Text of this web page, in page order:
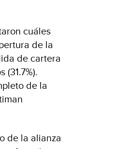
cuáles
de la
de cartera
de la
de la alianza